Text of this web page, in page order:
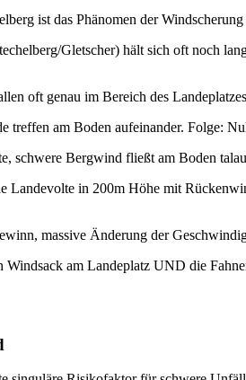
ist das Phänomen der
Gletscher) hält sich oft noch
oft genau im Bereich des
treffen am Boden aufeinander. Folge:
schwere Bergwind fließt am Boden
Landevolte in 200m Höhe mit
massive Änderung der
am Landeplatz UND die